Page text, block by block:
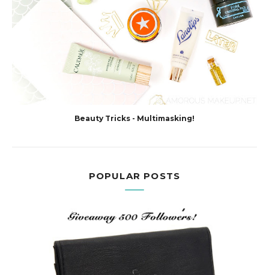
Beauty Tricks - Multimasking!
POPULAR POSTS